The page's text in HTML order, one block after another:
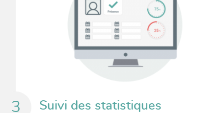
Suivi des statistiques